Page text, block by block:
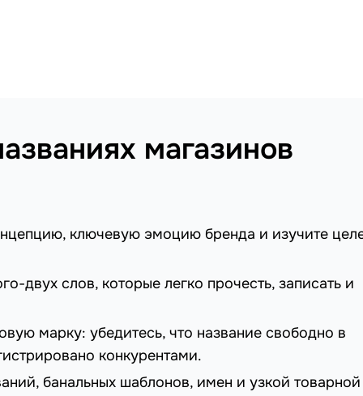
магазинов
ключевую эмоцию бренда и изучите
двух слов, которые легко прочесть, записать и
марку: убедитесь, что название свободно в
конкурентами.
банальных шаблонов, имен и узкой